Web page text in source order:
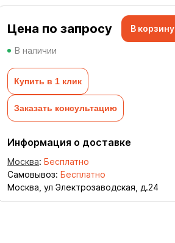
Цена по запросу В корзину
В наличии
Купить в 1 клик
Заказать консультацию
Информация о доставке
Москва: Бесплатно
Самовывоз: Бесплатно
Москва, ул Электрозаводская, д.24